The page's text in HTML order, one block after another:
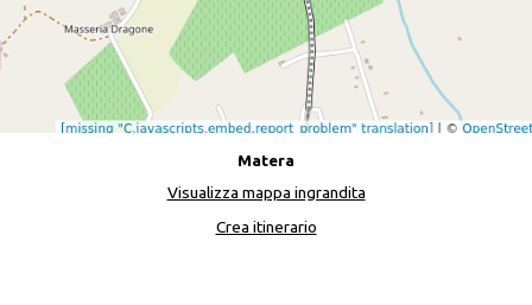
Matera
Visualizza mappa ingrandita
Crea itinerario